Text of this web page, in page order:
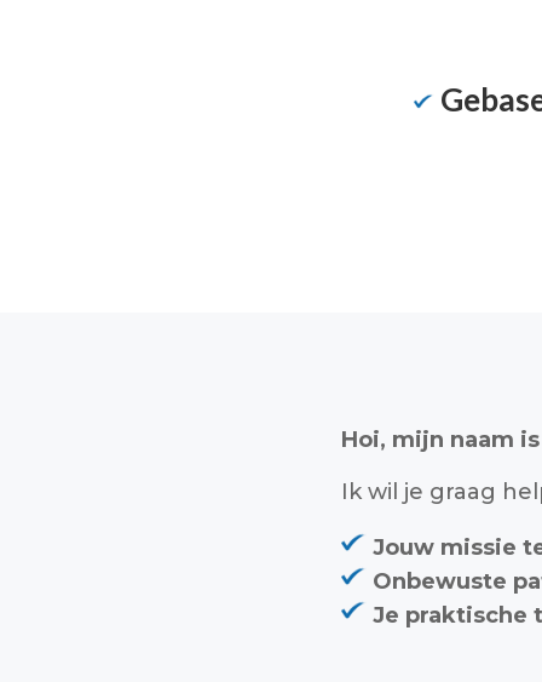
Hoi, mijn naam
Ik wil je graag
Jouw missie
Onbewuste
Je praktische